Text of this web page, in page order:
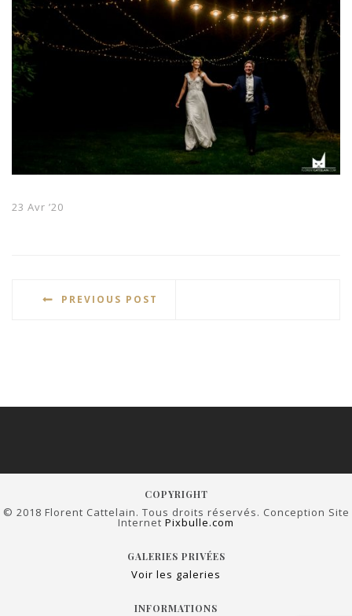
23 Avr ’20
PREVIOUS POST
COPYRIGHT
© 2018 Florent Cattelain. Tous droits réservés. Conception Site
Internet Pixbulle.com
GALERIES PRIVÉES
Voir les galeries
INFORMATIONS